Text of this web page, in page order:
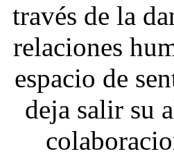
través de la
relaciones
espacio de
deja salir su